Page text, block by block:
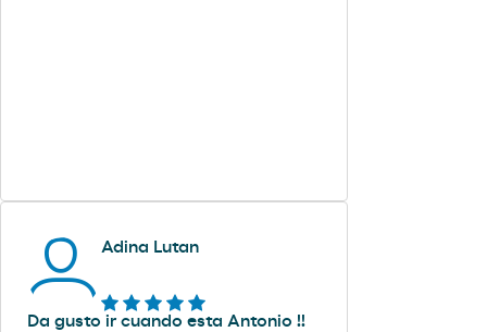
Adina Lutan
Da gusto ir cuando esta Antonio !!